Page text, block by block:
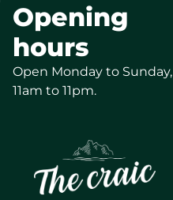
Opening
hours
Open Monday to Sunday,
11am to 11pm.